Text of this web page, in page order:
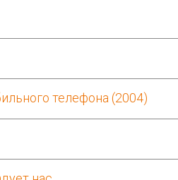
телефона (2004)